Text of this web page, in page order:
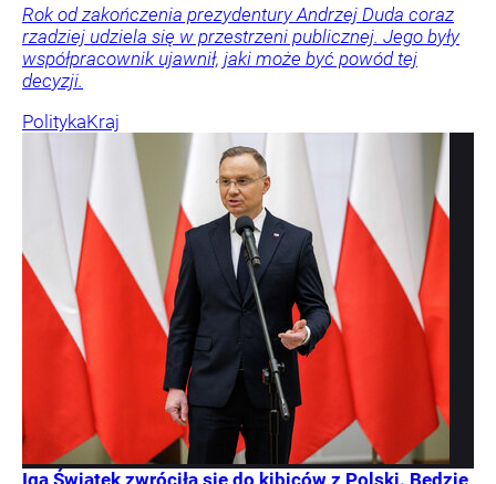
Rok od zakończenia prezydentury Andrzej Duda coraz
rzadziej udziela się w przestrzeni publicznej. Jego były
współpracownik ujawnił, jaki może być powód tej
decyzji.
PolitykaKraj